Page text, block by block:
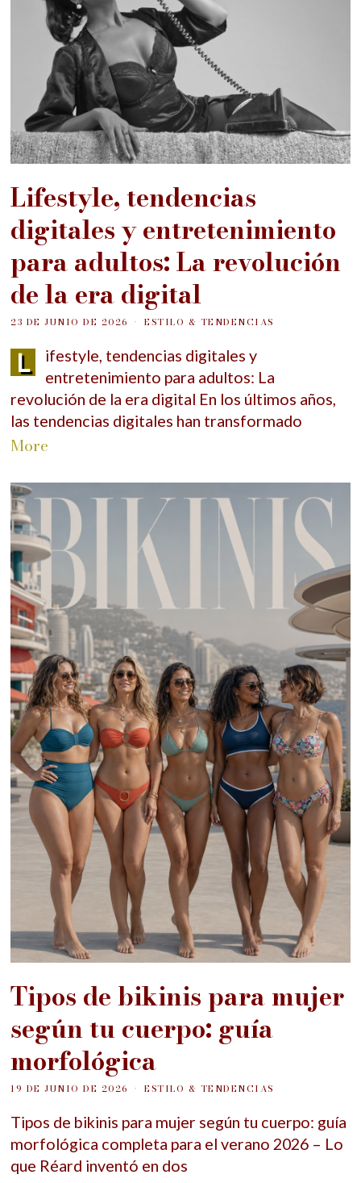
Lifestyle, tendencias
digitales y entretenimiento
para adultos: La revolución
de la era digital
23 DE JUNIO DE 2026 ESTILO & TENDENCIAS
Lifestyle, tendencias digitales y
entretenimiento para adultos: La
revolución de la era digital En los últimos años,
las tendencias digitales han transformado
More
Tipos de bikinis para mujer
según tu cuerpo: guía
morfológica
19 DE JUNIO DE 2026 ESTILO & TENDENCIAS
Tipos de bikinis para mujer según tu cuerpo: guía
morfológica completa para el verano 2026 – Lo
que Réard inventó en dos